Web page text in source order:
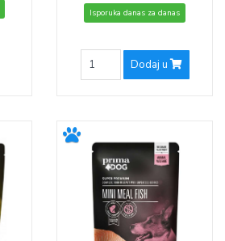
Isporuka danas za danas
Dodaj u